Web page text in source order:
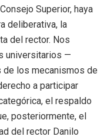
Superior, haya
deliberativa, la
del rector. Nos
universitarios —
los mecanismos de
a participar
el respaldo
posteriormente, el
del rector Danilo